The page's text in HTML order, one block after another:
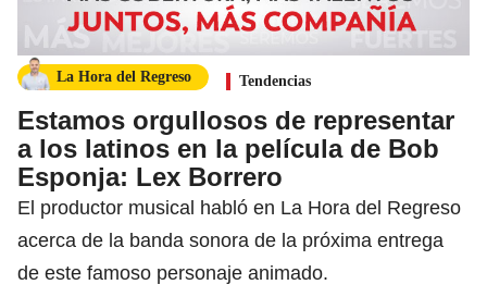
La Hora del Regreso Tendencias
Estamos orgullosos de representar
a los latinos en la película de Bob
Esponja: Lex Borrero
El productor musical habló en La Hora del Regreso
acerca de la banda sonora de la próxima entrega
de este famoso personaje animado.